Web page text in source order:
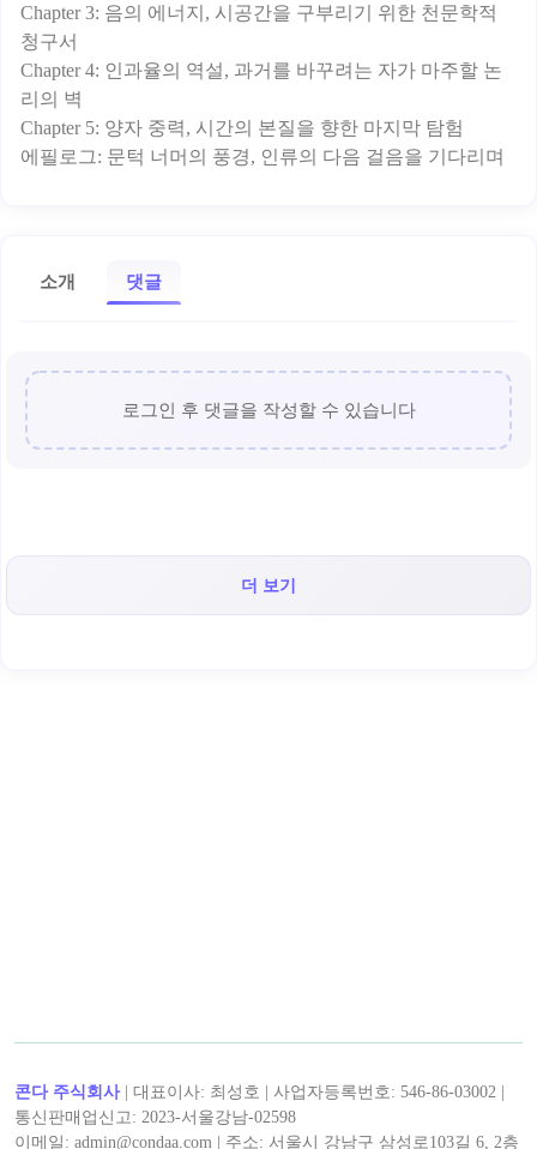
Chapter 3: 음의 에너지, 시공간을 구부리기 위한 천문학적
청구서
Chapter 4: 인과율의 역설, 과거를 바꾸려는 자가 마주할 논
리의 벽
Chapter 5: 양자 중력, 시간의 본질을 향한 마지막 탐험
소개 댓글
로그인 후 댓글을 작성할 수 있습니다
더 보기